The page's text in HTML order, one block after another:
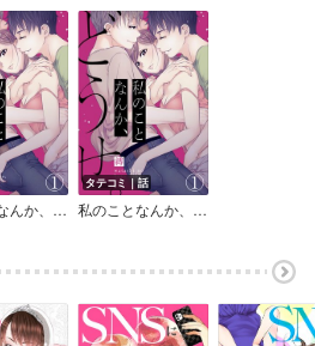
私のことなんか、どうせ。
タテコミ｜話
私のことなんか、どうせ。